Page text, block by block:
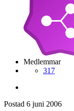
Medlemmar
317
Postad 6 juni 2006